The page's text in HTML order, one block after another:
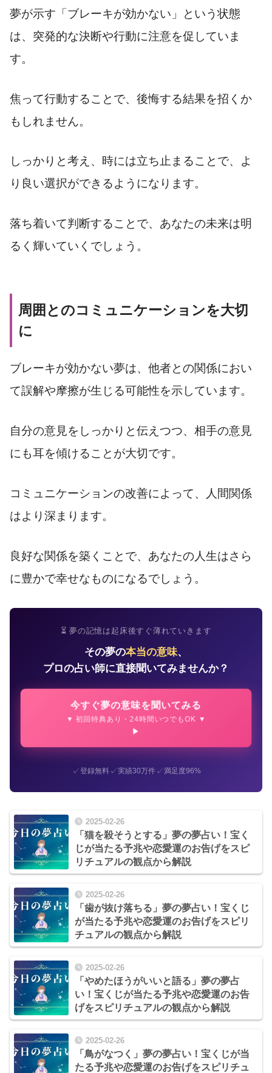
夢が示す「ブレーキが効かない」という状態
は、突発的な決断や行動に注意を促していま
す。
焦って行動することで、後悔する結果を招くか
もしれません。
しっかりと考え、時には立ち止まることで、よ
り良い選択ができるようになります。
落ち着いて判断することで、あなたの未来は明
るく輝いていくでしょう。
周囲とのコミュニケーションを大切
に
ブレーキが効かない夢は、他者との関係におい
て誤解や摩擦が生じる可能性を示しています。
自分の意見をしっかりと伝えつつ、相手の意見
にも耳を傾けることが大切です。
コミュニケーションの改善によって、人間関係
はより深まります。
良好な関係を築くことで、あなたの人生はさら
に豊かで幸せなものになるでしょう。
⏳ 夢の記憶は起床後すぐ薄れていきます
その夢の本当の意味、
プロの占い師に直接聞いてみませんか？
今すぐ夢の意味を聞いてみる
▼ 初回特典あり・24時間いつでもOK ▼
✓登録無料✓実績30万件✓満足度96%
2025-02-26
「猫を殺そうとする」夢の夢占い！宝く
じが当たる予兆や恋愛運のお告げをスピ
リチュアルの観点から解説
2025-02-26
「歯が抜け落ちる」夢の夢占い！宝くじ
が当たる予兆や恋愛運のお告げをスピリ
チュアルの観点から解説
2025-02-26
「やめたほうがいいと語る」夢の夢占
い！宝くじが当たる予兆や恋愛運のお告
げをスピリチュアルの観点から解説
2025-02-26
「鳥がなつく」夢の夢占い！宝くじが当
たる予兆や恋愛運のお告げをスピリチュ